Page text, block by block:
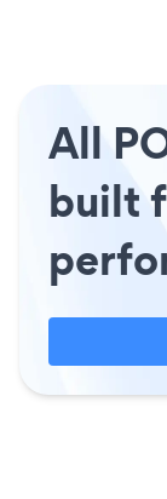
All
built